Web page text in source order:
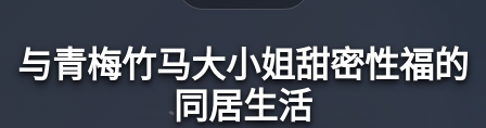
与青梅竹马大小姐甜密性福的
同居生活